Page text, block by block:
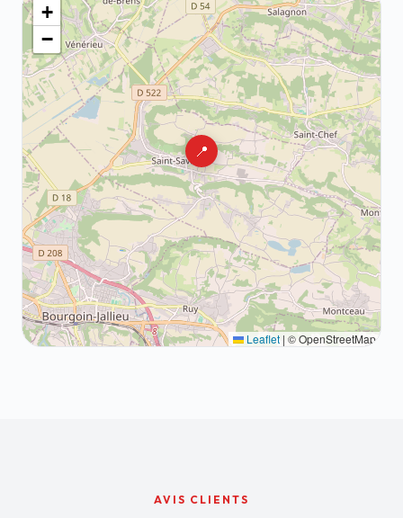
📍
+
−
Leaflet | © OpenStreetMap
AVIS CLIENTS